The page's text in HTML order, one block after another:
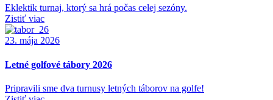
Eklektik turnaj, ktorý sa hrá počas celej sezóny.
Zistiť viac
23. mája 2026
Letné golfové tábory 2026
Pripravili sme dva turnusy letných táborov na golfe!